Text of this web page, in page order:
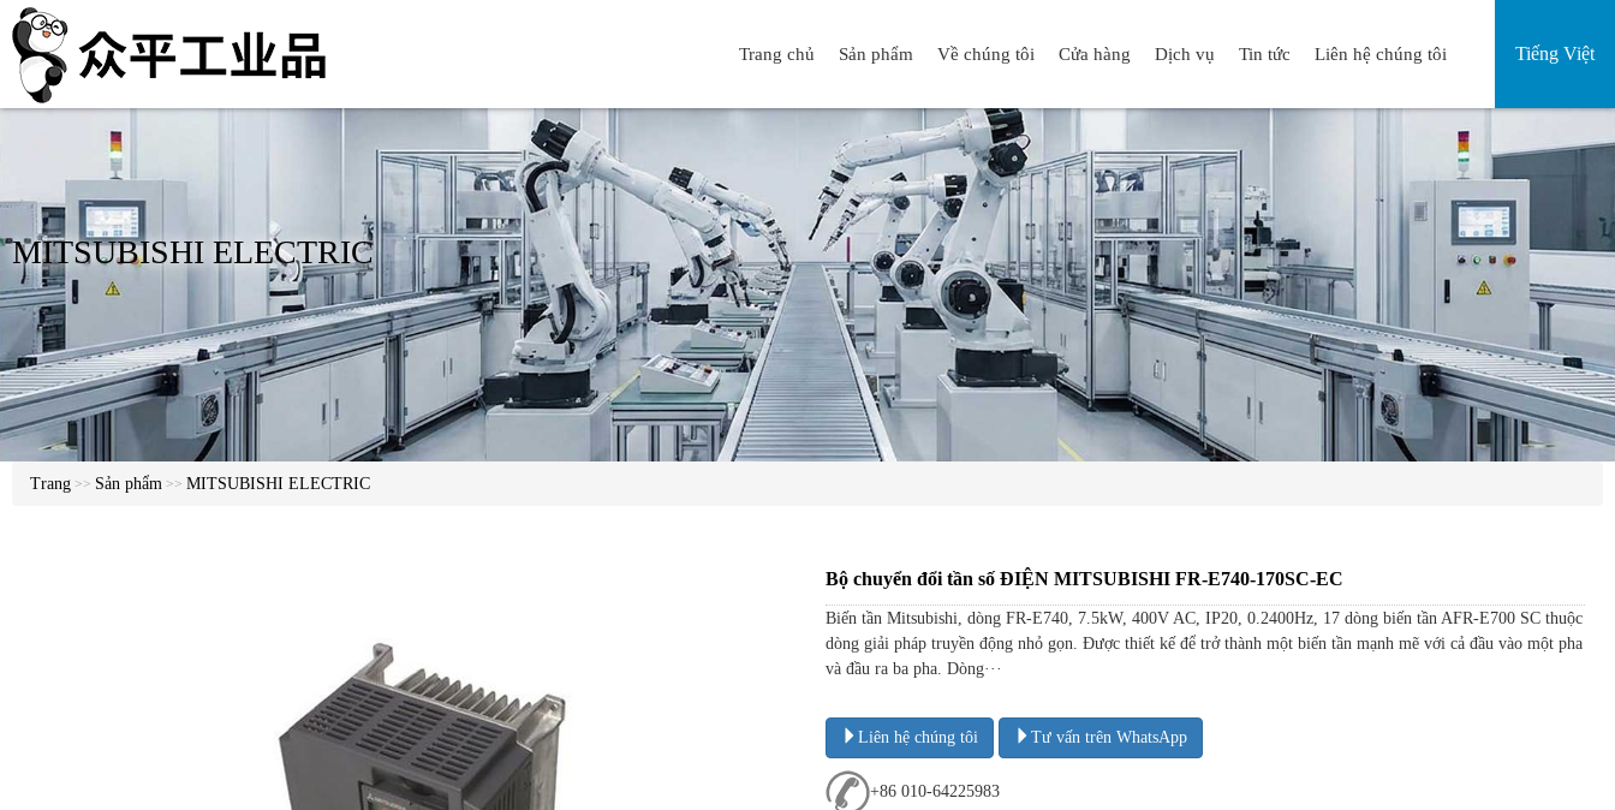
Tiếng Việt
Trang chủ Sản phẩm Về chúng tôi Cửa hàng Dịch vụ Tin tức Liên hệ chúng tôi
MITSUBISHI ELECTRIC
Trang >> Sản phẩm >> MITSUBISHI ELECTRIC
Bộ chuyển đổi tần số ĐIỆN MITSUBISHI FR-E740-170SC-EC
Biến tần Mitsubishi, dòng FR-E740, 7.5kW, 400V AC, IP20, 0.2400Hz, 17 dòng biến tần AFR-E700 SC thuộc
dòng giải pháp truyền động nhỏ gọn. Được thiết kế để trở thành một biến tần mạnh mẽ với cả đầu vào một pha
và đầu ra ba pha. Dòng···
Liên hệ chúng tôi Tư vấn trên WhatsApp
+86 010-64225983